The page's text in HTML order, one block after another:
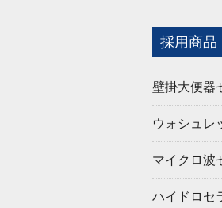
採用商品
壁掛大便器
ウォシュレ
マイクロ波
ハイドロセ